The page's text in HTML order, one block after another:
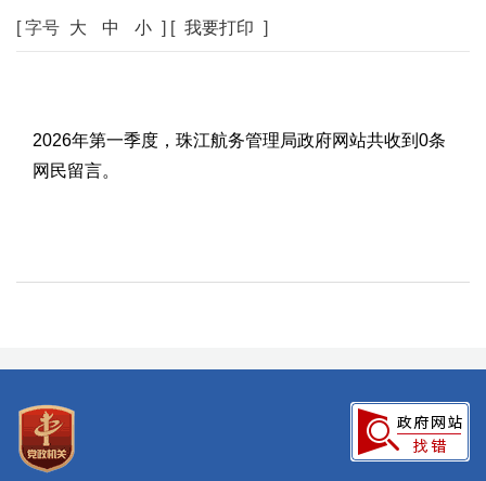
[ 字号 大 中 小 ] [ 我要打印 ]
2026年第一季度，珠江航务管理局政府网站共收到0条
网民留言。